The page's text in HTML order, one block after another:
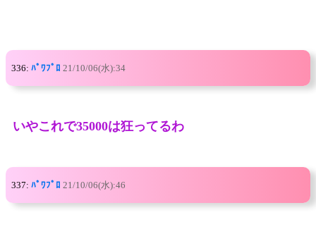
336: ﾊﾟﾜﾌﾟﾛ 21/10/06(水):34
いやこれで35000は狂ってるわ
337: ﾊﾟﾜﾌﾟﾛ 21/10/06(水):46